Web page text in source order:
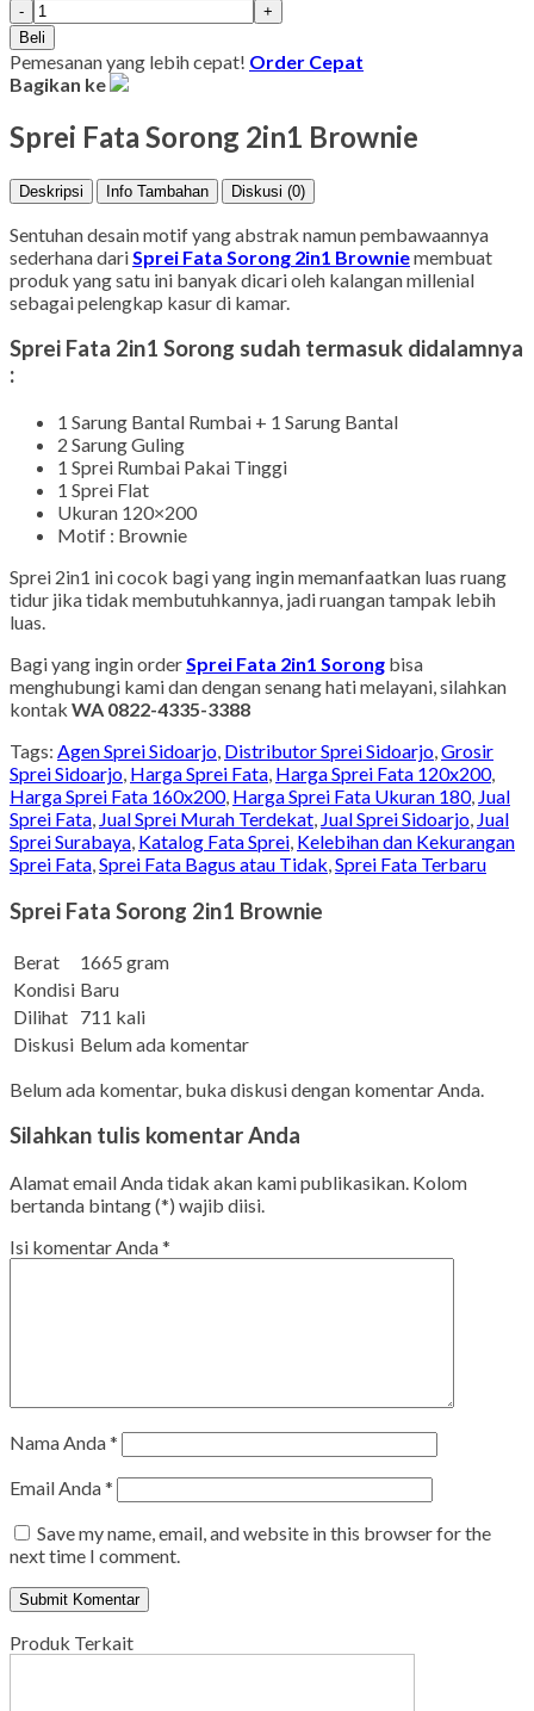
-
+
Beli
Pemesanan yang lebih cepat! Order Cepat
Bagikan ke
Sprei Fata Sorong 2in1 Brownie
Deskripsi Info Tambahan Diskusi (0)
Sentuhan desain motif yang abstrak namun pembawaannya
sederhana dari Sprei Fata Sorong 2in1 Browniemembuat
produk yang satu ini banyak dicari oleh kalangan millenial
sebagai pelengkap kasur di kamar.
Sprei Fata 2in1 Sorong sudah termasuk didalamnya
:
1 Sarung Bantal Rumbai + 1 Sarung Bantal
2 Sarung Guling
1 Sprei Rumbai Pakai Tinggi
1 Sprei Flat
Ukuran 120×200
Motif : Brownie
Sprei 2in1 ini cocok bagi yang ingin memanfaatkan luas ruang
tidur jika tidak membutuhkannya, jadi ruangan tampak lebih
luas.
Bagi yang ingin orderSprei Fata 2in1 Sorong bisa
menghubungi kami dan dengan senang hati melayani, silahkan
kontak WA 0822-4335-3388
Tags: Agen Sprei Sidoarjo, Distributor Sprei Sidoarjo,Grosir
Sprei Sidoarjo, Harga Sprei Fata, Harga Sprei Fata 120x200,
Harga Sprei Fata 160x200, Harga Sprei Fata Ukuran 180, Jual
Sprei Fata, Jual Sprei Murah Terdekat, Jual Sprei Sidoarjo, Jual
Sprei Surabaya, Katalog Fata Sprei, Kelebihan dan Kekurangan
Sprei Fata,Sprei Fata Bagus atau Tidak,Sprei Fata Terbaru
Sprei Fata Sorong 2in1 Brownie
Berat
1665 gram
Kondisi Baru
Dilihat 711 kali
Diskusi Belum ada komentar
Belum ada komentar, buka diskusi dengan komentar Anda.
Silahkan tulis komentar Anda
Alamat email Anda tidak akan kami publikasikan. Kolom
bertanda bintang (*) wajib diisi.
Isi komentar Anda*
Nama Anda*
Email Anda*
Save my name, email, and website in this browser for the
next time I comment.
Produk Terkait